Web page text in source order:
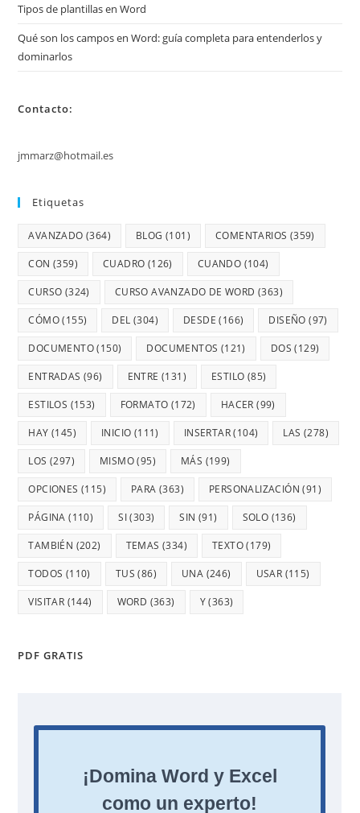
Tipos de plantillas en Word
Qué son los campos en Word: guía completa para entenderlos y
dominarlos
Contacto:
jmmarz@hotmail.es
Etiquetas
AVANZADO (364) BLOG (101) COMENTARIOS (359)
CON (359) CUADRO (126) CUANDO (104)
CURSO (324) CURSO AVANZADO DE WORD (363)
CÓMO(155) DEL (304) DESDE (166) DISEÑO (97)
DOCUMENTO(150) DOCUMENTOS (121) DOS (129)
ENTRADAS (96) ENTRE (131) ESTILO (85)
ESTILOS (153) FORMATO (172) HACER (99)
HAY (145) INICIO (111) INSERTAR(104) LAS (278)
LOS (297) MISMO(95) MÁS (199)
OPCIONES (115) PARA (363) PERSONALIZACIÓN (91)
PÁGINA (110) SI(303) SIN (91) SOLO (136)
TAMBIÉN (202) TEMAS (334) TEXTO(179)
TODOS (110) TUS (86) UNA (246) USAR (115)
VISITAR (144) WORD (363) Y(363)
PDF GRATIS